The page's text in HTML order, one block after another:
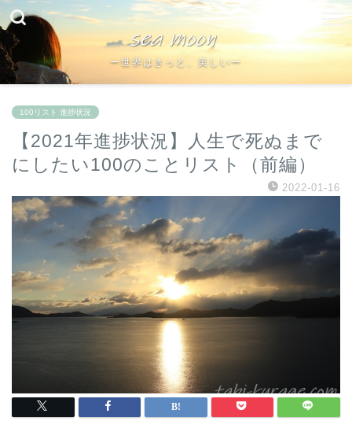
ー世界はきっと、美しいー
100リスト 進捗状況
【2021年進捗状況】人生で死ぬまで
にしたい100のことリスト（前編）
2022-01-16